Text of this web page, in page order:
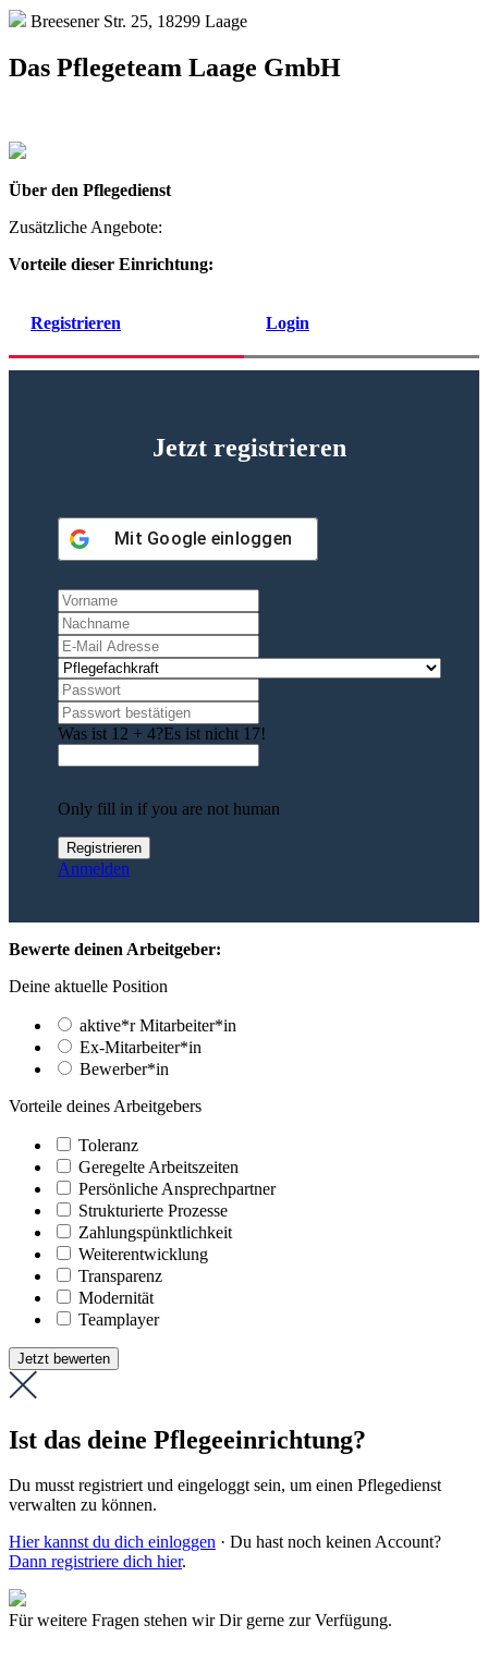
Breesener Str. 25, 18299 Laage
Das Pflegeteam Laage GmbH
Über den Pflegedienst
Zusätzliche Angebote:
Vorteile dieser Einrichtung:
Registrieren Login
Jetzt registrieren
Mit Google einloggen
Was ist 12 + 4?Es ist nicht 17!
Only fill in if you are not human
Anmelden
Bewerte deinen Arbeitgeber:
Deine aktuelle Position
aktive*r Mitarbeiter*in
Ex-Mitarbeiter*in
Bewerber*in
Vorteile deines Arbeitgebers
Toleranz
Geregelte Arbeitszeiten
Persönliche Ansprechpartner
Strukturierte Prozesse
Zahlungs­pünktlichkeit
Weiter­entwicklung
Transparenz
Modernität
Teamplayer
Jetzt bewerten
Ist das deine Pflegeeinrichtung?
Du musst registriert und eingeloggt sein, um einen Pflegedienst
verwalten zu können.
Hier kannst du dich einloggen · Du hast noch keinen Account?
Dann registriere dich hier.
Für weitere Fragen stehen wir Dir gerne zur Verfügung.